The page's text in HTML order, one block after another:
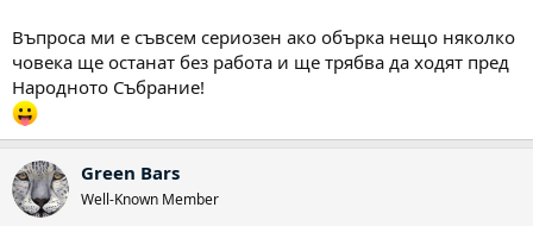
Въпроса ми е съвсем сериозен ако обърка нещо няколко
човека ще останат без работа и ще трябва да ходят пред
Народното Събрание!
Green Bars
Well-Known Member